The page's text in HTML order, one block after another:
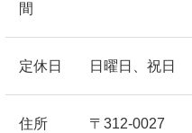
間
定休日 日曜日、祝日
住所
〒312-0027